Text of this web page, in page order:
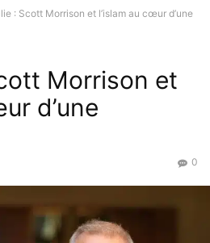
: Scott Morrison et l’islam au cœur d’une
Morrison et
d’une
0